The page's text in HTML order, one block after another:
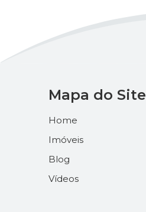
Mapa do Site
Home
Imóveis
Blog
Vídeos